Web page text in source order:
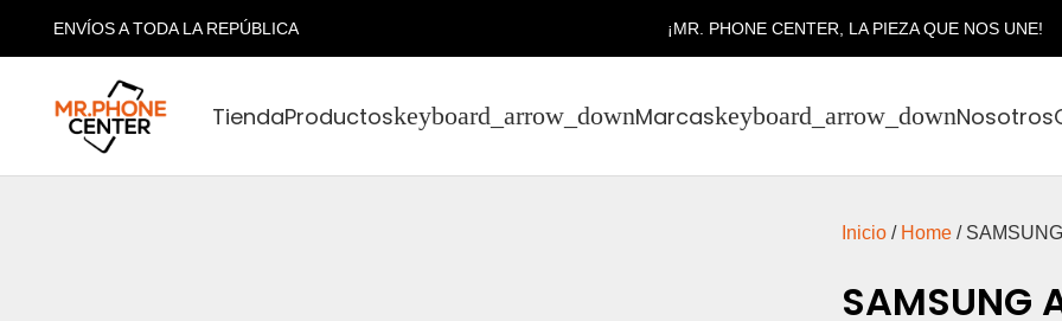
ENVÍOS A TODA LA REPÚBLICA ¡MR. PHONE CENTER, LA PIEZA QUE NOS UNE!
TiendaProductos Marcas Nosotros
Inicio/ Home/
SAMSUNG